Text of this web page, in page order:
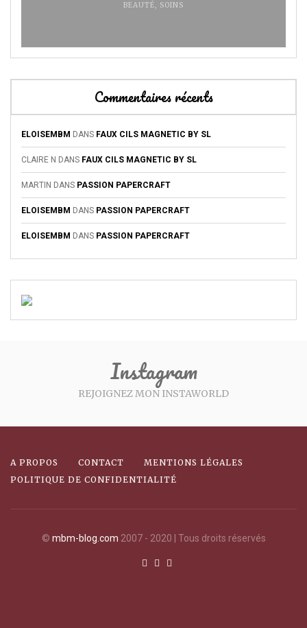
BEAUTÉ, SOINS
Commentaires récents
ELOISEMBM DANS FAUX CILS MAGNETIC BY SL
CLAIRE N DANS FAUX CILS MAGNETIC BY SL
MARTIN DANS PASSION PAPERCRAFT
ELOISEMBM DANS PASSION PAPERCRAFT
ELOISEMBM DANS PASSION PAPERCRAFT
Instagram
REJOIGNEZ MON INSTAWORLD
A PROPOS CONTACT
MENTIONS LÉGALES
POLITIQUE DE CONFIDENTIALITÉ
© mbm-blog.com 2007 - 2020 | Tous droits réservés